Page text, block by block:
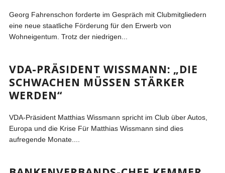
Georg Fahrenschon forderte im Gespräch mit Clubmitgliedern
eine neue staatliche Förderung für den Erwerb von
Wohneigentum. Trotz der niedrigen...
VDA-PRÄSIDENT WISSMANN: „DIE
SCHWACHEN MÜSSEN STÄRKER
WERDEN“
VDA-Präsident Matthias Wissmann spricht im Club über Autos,
Europa und die Krise Für Matthias Wissmann sind dies
aufregende Monate....